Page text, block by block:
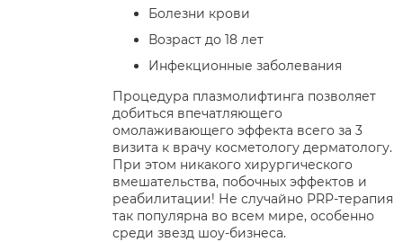
Болезни крови
Возраст до 18 лет
Инфекционные заболевания
Процедура плазмолифтинга позволяет
добиться впечатляющего
омолаживающего эффекта всего за 3
визита к врачу косметологу дерматологу.
При этом никакого хирургического
вмешательства, побочных эффектов и
реабилитации! Не случайно PRP-терапия
так популярна во всем мире, особенно
среди звезд шоу-бизнеса.